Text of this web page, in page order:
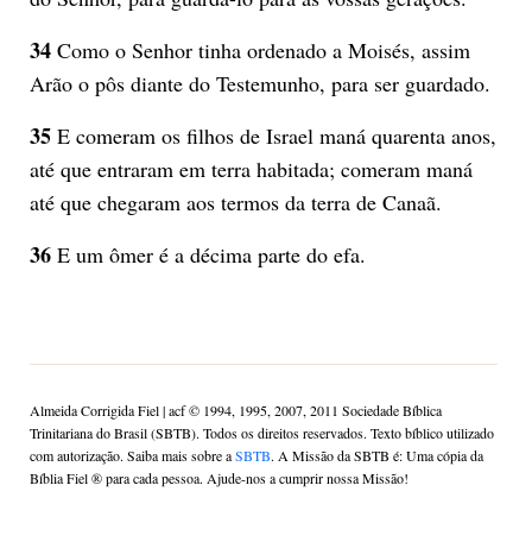
34Como o Senhor tinha ordenado a Moisés, assim
Arão o pôs diante do Testemunho, para ser guardado.
35E comeram os filhos de Israel maná quarenta anos,
até que entraram em terra habitada; comeram maná
até que chegaram aos termos da terra de Canaã.
36E um ômer é a décima parte do efa.
Almeida Corrigida Fiel | acf ©️ 1994, 1995, 2007, 2011 Sociedade Bíblica
Trinitariana do Brasil (SBTB). Todos os direitos reservados. Texto bíblico utilizado
com autorização. Saiba mais sobre aSBTB. A Missão da SBTB é: Uma cópia da
Bíblia Fiel ®️ para cada pessoa. Ajude-nos a cumprir nossa Missão!